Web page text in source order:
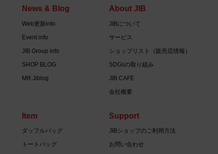
News & Blog
Web更新info
Event info
JIB Group info
SHOP BLOG
MR.Jiblog
About JIB
JIBについて
サービス
ショップリスト（販売店情報）
SDGsの取り組み
JIB CAFE
会社概要
Item
ダッフルバッグ
トートバッグ
Support
JIBショップのご利用方法
お問い合わせ